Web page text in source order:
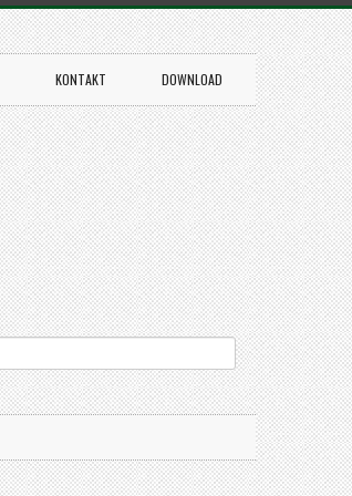
KONTAKT DOWNLOAD